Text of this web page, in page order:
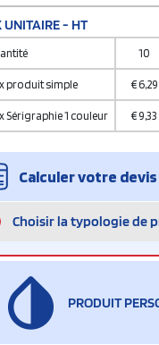
UNITAIRE - HT
10
produit simple €6,29
Sérigraphie 1 couleur € 9,33
Calculer votre
Choisir la typologie de
PRODUIT